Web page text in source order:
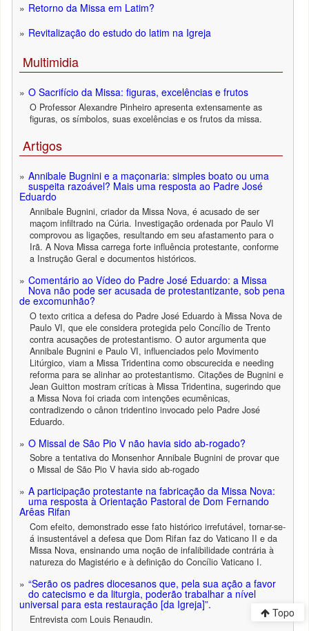
Retorno da Missa em Latim?
Revitalização do estudo do latim na Igreja
Multimidia
O Sacrifício da Missa: figuras, excelências e frutos
O Professor Alexandre Pinheiro apresenta extensamente as
figuras, os símbolos, suas excelências e os frutos da missa.
Artigos
Annibale Bugnini e a maçonaria: simples boato ou uma
suspeita razoável? Mais uma resposta ao Padre José
Eduardo
Annibale Bugnini, criador da Missa Nova, é acusado de ser
maçom infiltrado na Cúria. Investigação ordenada por Paulo VI
comprovou as ligações, resultando em seu afastamento para o
Irã. A Nova Missa carrega forte influência protestante, conforme
a Instrução Geral e documentos históricos.
Comentário ao Vídeo do Padre José Eduardo: a Missa
Nova não pode ser acusada de protestantizante, sob pena
de excomunhão?
O texto critica a defesa do Padre José Eduardo à Missa Nova de
Paulo VI, que ele considera protegida pelo Concílio de Trento
contra acusações de protestantismo. O autor argumenta que
Annibale Bugnini e Paulo VI, influenciados pelo Movimento
Litúrgico, viam a Missa Tridentina como obscurecida e needing
reforma para se alinhar ao protestantismo. Citações de Bugnini e
Jean Guitton mostram críticas à Missa Tridentina, sugerindo que
a Missa Nova foi criada com intenções ecumênicas,
contradizendo o cânon tridentino invocado pelo Padre José
Eduardo.
O Missal de São Pio V não havia sido ab-rogado?
Sobre a tentativa do Monsenhor Annibale Bugnini de provar que
o Missal de São Pio V havia sido ab-rogado
A participação protestante na fabricação da Missa Nova:
uma resposta à Orientação Pastoral de Dom Fernando
Arêas Rifan
Com efeito, demonstrado esse fato histórico irrefutável, tornar-se-
á insustentável a defesa que Dom Rifan faz do Vaticano II e da
Missa Nova, ensinando uma noção de infalibilidade contrária à
natureza do Magistério e à definição do Concílio Vaticano I.
“Serão os padres diocesanos que, pela sua ação a favor
do catecismo e da liturgia, poderão trabalhar a nível
universal para esta restauração [da Igreja]”.
Entrevista com Louis Renaudin. Topo